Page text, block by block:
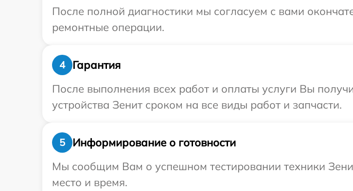
После полной диагностики мы согласуем с вами
ремонтные операции.
4
Гарантия
После выполнения всех работ и оплаты услуги Вы
устройства Зенит сроком на все виды работ и запчасти.
5
Информирование о готовности
Мы сообщим Вам о успешном тестировании техники
место и время.